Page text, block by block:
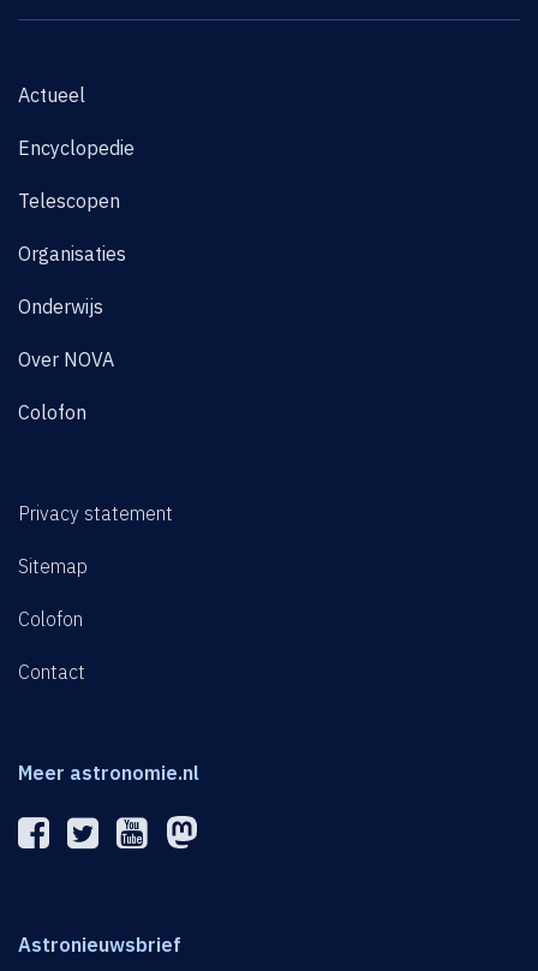
Actueel
Encyclopedie
Telescopen
Organisaties
Onderwijs
Over NOVA
Colofon
Privacy statement
Sitemap
Colofon
Contact
Meer astronomie.nl
Astronieuwsbrief